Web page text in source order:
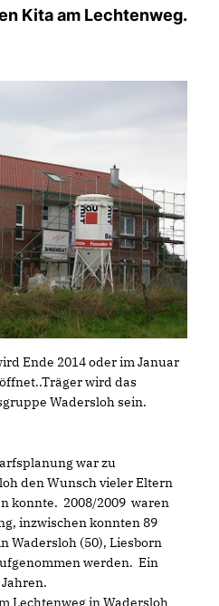
Kita am Lechtenweg.
Ende 2014 oder im Januar
wird das
Wadersloh sein.
war zu
den Wunsch vieler Eltern
konnte. 2008/2009 waren
inzwischen konnten 89
Wadersloh (50), Liesborn
werden. Ein
Lechtenweg in Wadersloh